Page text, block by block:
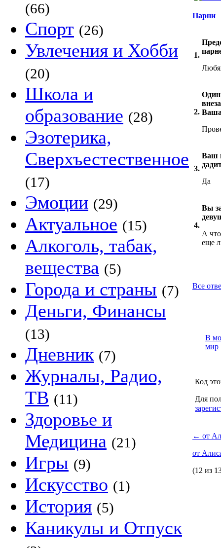
(66)
Спорт (26)
Увлечения и Хобби
(20)
Школа и
образование (28)
Эзотерика,
Сверхъестественное
(17)
Эмоции (29)
Актуальное (15)
Алкоголь, табак,
вещества (5)
Города и страны (7)
Деньги, Финансы
(13)
Дневник (7)
Журналы, Радио,
ТВ (11)
Здоровье и
Медицина (21)
Игры (9)
Искусство (1)
История (5)
Каникулы и Отпуск
Парни
1.
2.
Один
3.
Ваш
Да
4.
Вы
А
еще
Все
В
мир
Код
Для
← от
от
(12 из